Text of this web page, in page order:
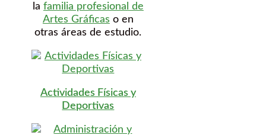
la familia profesional de
Artes Gráficas o en
otras áreas de estudio.
Actividades Físicas y
Deportivas